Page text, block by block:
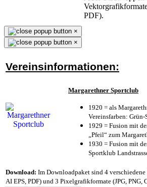
PDF).
×
×
Vereinsinformationen:
Margarethner Sportclub
1920 = als
Vereinsfarben: Grün-
1929 = Fusion mit
„Pfeil“ zum
1930 = Fusion mit
Sportklub
Download: Im Downloadpaket sind 4
AI EPS, PDF) und 3 Pixelgrafikformate (JPG, PNG,